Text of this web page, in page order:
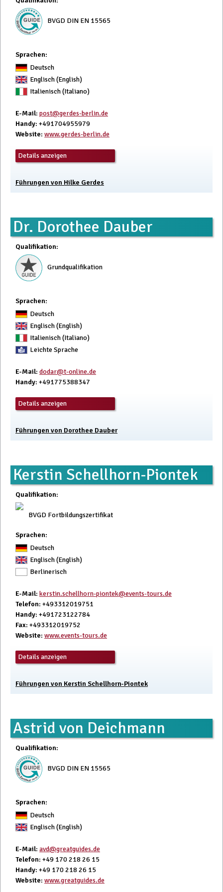
BVGD DIN EN 15565
Sprachen:
Deutsch
Englisch (English)
Italienisch (Italiano)
E-Mail: post@gerdes-berlin.de
Handy: +491704955979
Website: www.gerdes-berlin.de
Details anzeigen
Führungen von Hilke Gerdes
Dr. Dorothee Dauber
Qualifikation:
Grundqualifikation
Sprachen:
Deutsch
Englisch (English)
Italienisch (Italiano)
Leichte Sprache
E-Mail: dodar@t-online.de
Handy: +491775388347
Details anzeigen
Führungen von Dorothee Dauber
Kerstin Schellhorn-Piontek
Qualifikation:
BVGD Fortbildungszertifikat
Sprachen:
Deutsch
Englisch (English)
Berlinerisch
E-Mail: kerstin.schellhorn-piontek@events-tours.de
Telefon: +493312019751
Handy: +491723122784
Fax: +493312019752
Website: www.events-tours.de
Details anzeigen
Führungen von Kerstin Schellhorn-Piontek
Astrid von Deichmann
Qualifikation:
BVGD DIN EN 15565
Sprachen:
Deutsch
Englisch (English)
E-Mail: avd@greatguides.de
Telefon: +49 170 218 26 15
Handy: +49 170 218 26 15
Website: www.greatguides.de